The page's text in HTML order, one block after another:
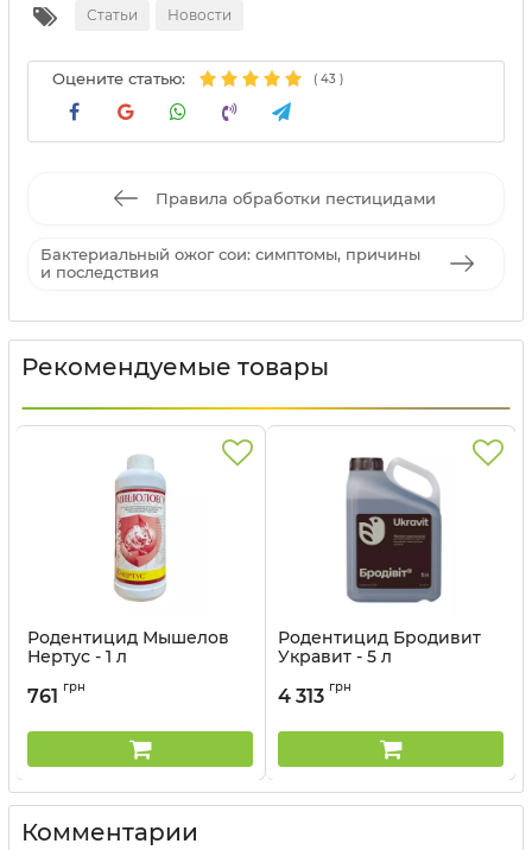
Статьи Новости
Оцените статью: ( 43 )
Правила обработки пестицидами
Бактериальный ожог сои: симптомы, причины
и последствия
Рекомендуемые товары
Родентицид Мышелов
Нертус - 1 л
761 грн
Родентицид Бродивит
Укравит - 5 л
4 313 грн
Комментарии